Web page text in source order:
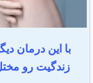
با این درمان
زندگیت رو